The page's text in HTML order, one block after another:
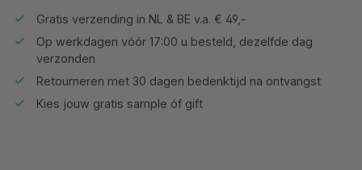
Gratis verzending in NL & BE v.a. € 49,-
Op werkdagen vóór 17:00 u besteld, dezelfde dag
verzonden
Retourneren met 30 dagen bedenktijd na ontvangst
Kies jouw gratis sample óf gift